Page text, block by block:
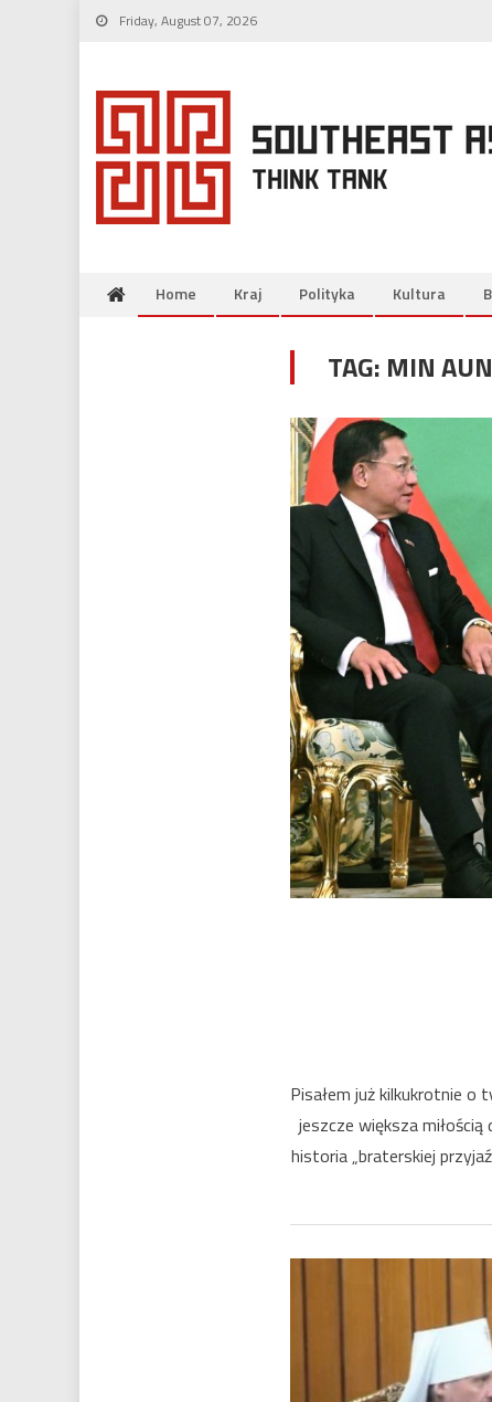
Skip
Friday, August 07, 2026
Home Kraj Polityka Kultura
TAG: MIN
Pisałem już kilkukrotnie
jeszcze większa
historia „braterskiej